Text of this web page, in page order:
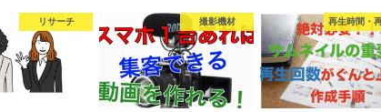
リサーチ 撮影機材 再生時間・